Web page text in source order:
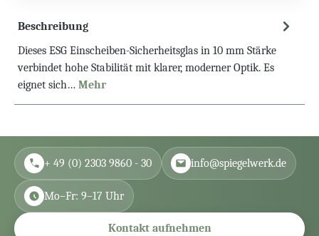
Beschreibung
Dieses ESG Einscheiben-Sicherheitsglas in 10 mm Stärke
verbindet hohe Stabilität mit klarer, moderner Optik. Es
eignet sich… Mehr
+ 49 (0) 2303 9860 - 30 info@spiegelwerk.de
Mo–Fr: 9–17 Uhr
Kontakt aufnehmen